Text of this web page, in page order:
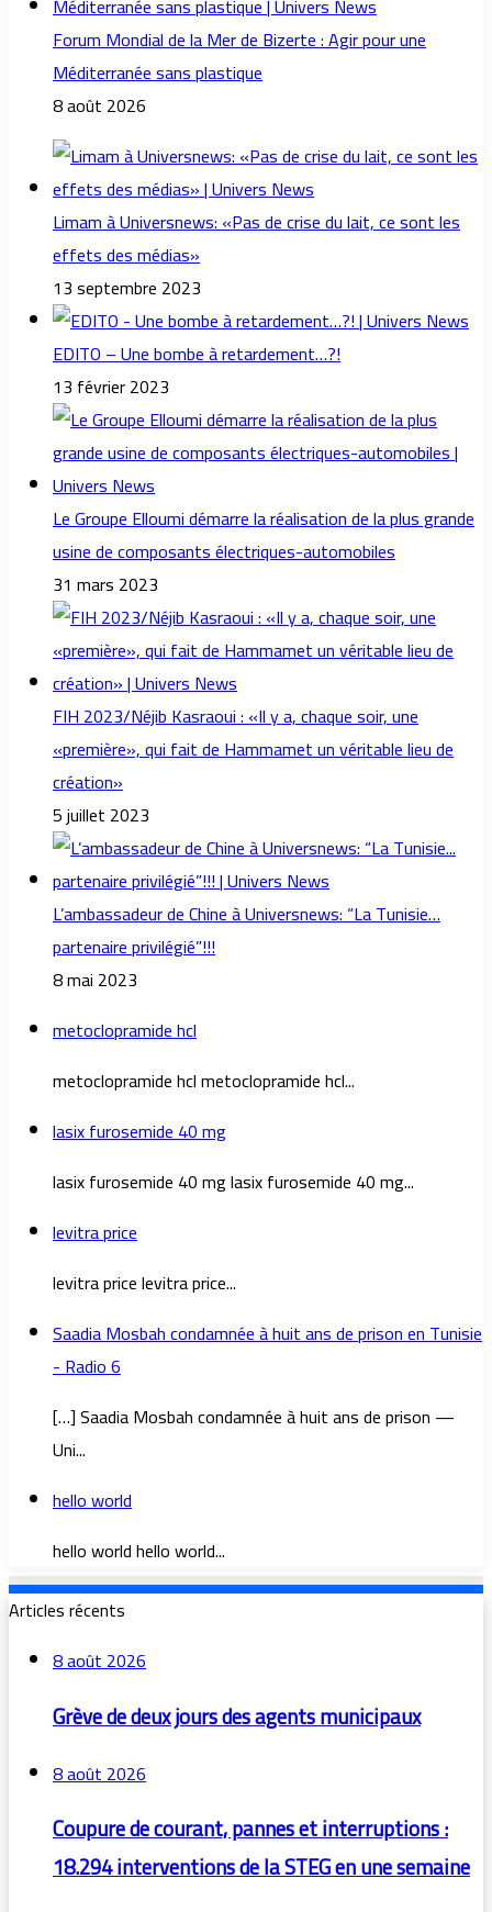
Forum Mondial de la Mer de Bizerte : Agir pour une
Méditerranée sans plastique
8 août 2026
Limam à Universnews: «Pas de crise du lait, ce sont les
effets des médias»
13 septembre 2023
EDITO – Une bombe à retardement…?!
13 février 2023
Le Groupe Elloumi démarre la réalisation de la plus grande
usine de composants électriques-automobiles
31 mars 2023
FIH 2023/Néjib Kasraoui : «Il y a, chaque soir, une
«première», qui fait de Hammamet un véritable lieu de
création»
5 juillet 2023
L’ambassadeur de Chine à Universnews: “La Tunisie…
partenaire privilégié”!!!
8 mai 2023
metoclopramide hcl
metoclopramide hcl metoclopramide hcl...
lasix furosemide 40 mg
lasix furosemide 40 mg lasix furosemide 40 mg...
levitra price
levitra price levitra price...
Saadia Mosbah condamnée à huit ans de prison en Tunisie
- Radio 6
[…] Saadia Mosbah condamnée à huit ans de prison —
Uni...
hello world
hello world hello world...
Articles récents
8 août 2026
Grève de deux jours des agents municipaux
8 août 2026
Coupure de courant, pannes et interruptions :
18.294 interventions de la STEG en une semaine